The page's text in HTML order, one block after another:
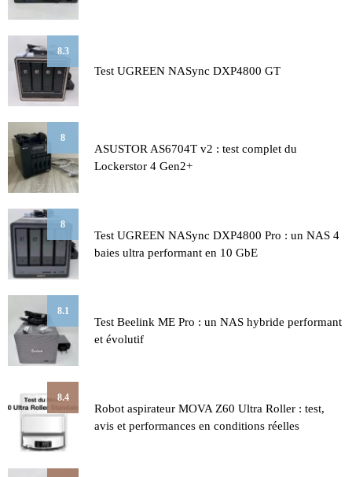
8.3
Test UGREEN NASync DXP4800 GT
8
ASUSTOR AS6704T v2 : test complet du
Lockerstor 4 Gen2+
8
Test UGREEN NASync DXP4800 Pro : un NAS 4
baies ultra performant en 10 GbE
8.1
Test Beelink ME Pro : un NAS hybride performant
et évolutif
8.4
Robot aspirateur MOVA Z60 Ultra Roller : test,
avis et performances en conditions réelles